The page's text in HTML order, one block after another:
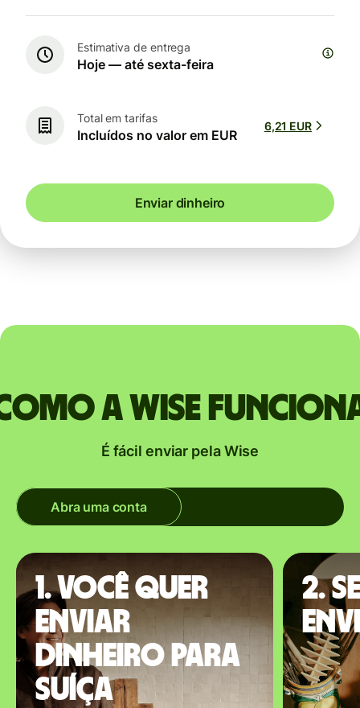
Estimativa de entrega
Hoje — até sexta-feira
Total em tarifas
Incluídos no valor em EUR
6,21 EUR
Enviar dinheiro
a Wise
É fácil enviar pela Wise
Abra uma conta
1. Você quer
enviar
dinheiro para
Suíça
2.